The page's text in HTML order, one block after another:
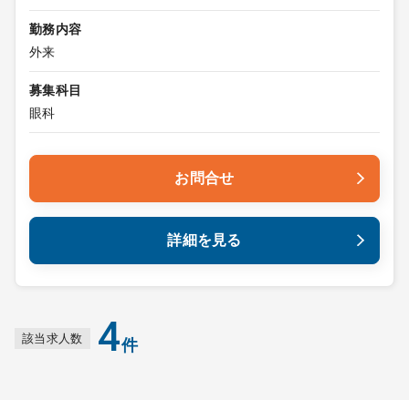
勤務内容
外来
募集科目
眼科
お問合せ
詳細を見る
該当求人数 4件